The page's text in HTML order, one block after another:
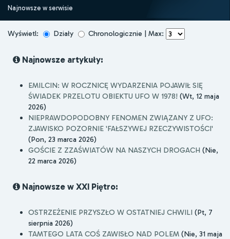
Najnowsze w serwisie
Wyświetl: Działy Chronologicznie | Max:
Najnowsze artykuły:
EMILCIN: W ROCZNICĘ WYDARZENIA POJAWIŁ SIĘ
ŚWIADEK PRZELOTU OBIEKTU UFO W 1978! (Wt, 12 maja
2026)
NIEPRAWDOPODOBNY FENOMEN ZWIĄZANY Z UFO:
ZJAWISKO POZORNIE 'FAŁSZYWEJ RZECZYWISTOŚCI'
(Pon, 23 marca 2026)
GOŚCIE Z ZZAŚWIATÓW NA NASZYCH DROGACH (Nie,
22 marca 2026)
Najnowsze w XXI Piętro:
OSTRZEŻENIE PRZYSZŁO W OSTATNIEJ CHWILI (Pt, 7
sierpnia 2026)
TAMTEGO LATA COŚ ZAWISŁO NAD POLEM (Nie, 31 maja